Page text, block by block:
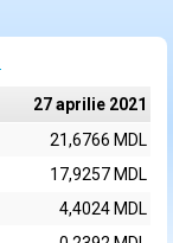
27 aprilie 2021
21,6766 MDL
17,9257 MDL
4,4024 MDL